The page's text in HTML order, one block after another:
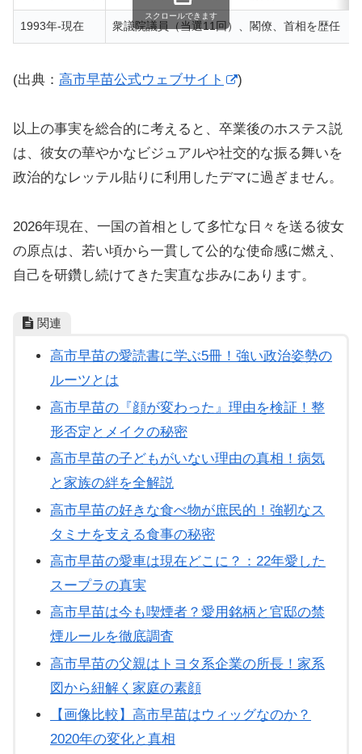
1993年-現在 衆議院議員（当選11回）、閣僚、首相を歴任
スクロールできます
(出典： 高市早苗公式ウェブサイト )
以上の事実を総合的に考えると、卒業後のホステス説
は、彼女の華やかなビジュアルや社交的な振る舞いを
政治的なレッテル貼りに利用したデマに過ぎません。
2026年現在、一国の首相として多忙な日々を送る彼女
の原点は、若い頃から一貫して公的な使命感に燃え、
自己を研鑽し続けてきた実直な歩みにあります。
関連
高市早苗の愛読書に学ぶ5冊！強い政治姿勢の
ルーツとは
高市早苗の『顔が変わった』理由を検証！整
形否定とメイクの秘密
高市早苗の子どもがいない理由の真相！病気
と家族の絆を全解説
高市早苗の好きな食べ物が庶民的！強靭なス
タミナを支える食事の秘密
高市早苗の愛車は現在どこに？：22年愛した
スープラの真実
高市早苗は今も喫煙者？愛用銘柄と官邸の禁
煙ルールを徹底調査
高市早苗の父親はトヨタ系企業の所長！家系
図から紐解く家庭の素顔
【画像比較】高市早苗はウィッグなのか？
2020年の変化と真相